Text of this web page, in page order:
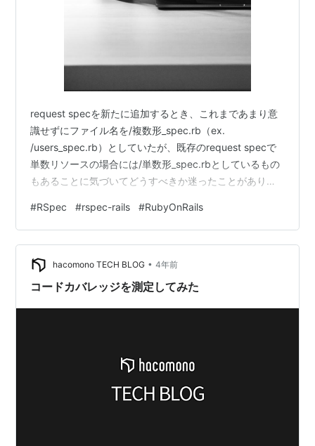
request specを新たに追加するとき、これまであまり意
識せずにファイル名を/複数形_spec.rb（ex.
/users_spec.rb）としていたが、既存のrequest specで
単数リソースの場合には/単数形_spec.rbとしているもの
もあることに気づいてどうすべきか迷ったことがありま
くるジェネレータは複数形で作るようになっている
（pluralizeしている）ので、複数形で問題なさそう」
https://github.com/rspec/rspec-
rails/blob/v6.0.1/lib/generators…
#RSpec #rspec-rails #RubyOnRails
hacomono TECH BLOG • 4年前
コードカバレッジを測定してみた